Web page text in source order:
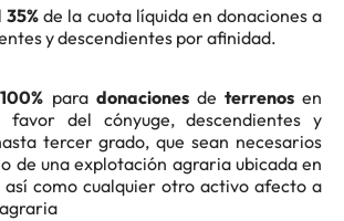
35% de la cuota líquida en donaciones a
y descendientes por afinidad.
100% para donacionesdeterrenos en
del cónyuge, descendientes y
tercer grado, que sean necesarios
de una explotación agraria ubicada en
así como cualquier otro activo afecto a